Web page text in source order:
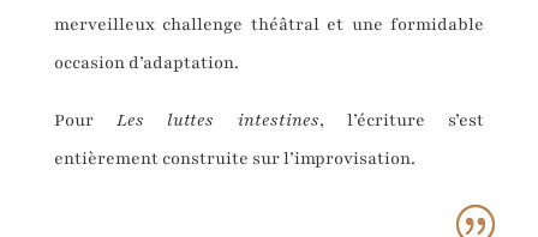
merveilleux challenge théâtral et une formidable
occasion d’adaptation.
PourLes luttes intestines, l’écriture s’est
entièrement construite sur l’improvisation.